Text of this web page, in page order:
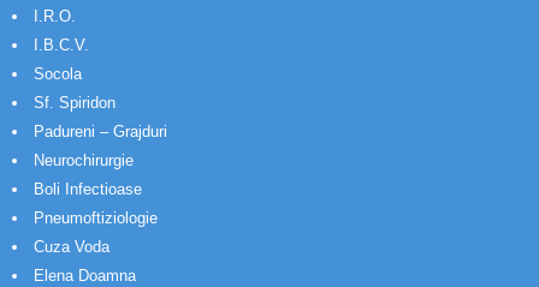
I.R.O.
I.B.C.V.
Socola
Sf. Spiridon
Padureni – Grajduri
Neurochirurgie
Boli Infectioase
Pneumoftiziologie
Cuza Voda
Elena Doamna